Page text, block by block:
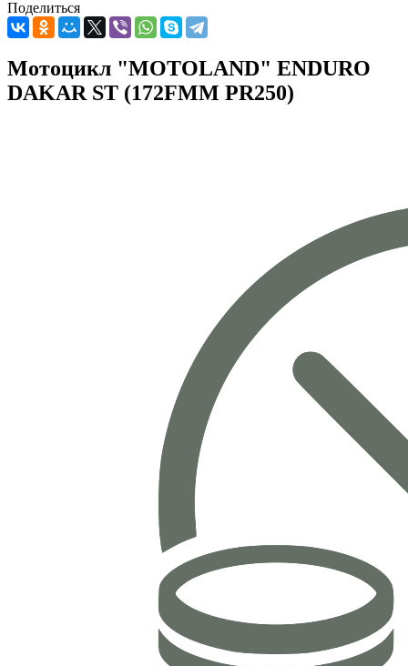
Поделиться
Мотоцикл "MOTOLAND" ENDURO
DAKAR ST (172FMM PR250)